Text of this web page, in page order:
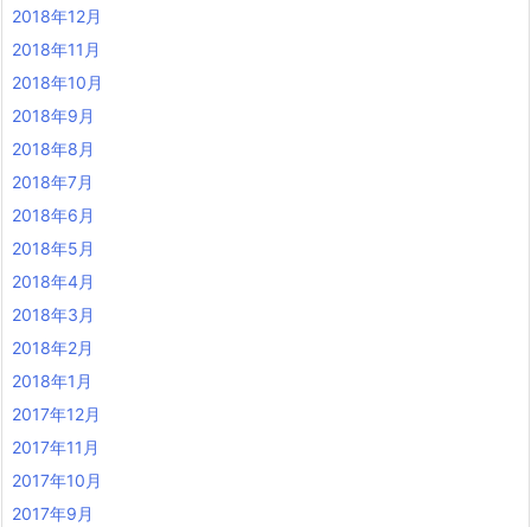
2018年12月
2018年11月
2018年10月
2018年9月
2018年8月
2018年7月
2018年6月
2018年5月
2018年4月
2018年3月
2018年2月
2018年1月
2017年12月
2017年11月
2017年10月
2017年9月